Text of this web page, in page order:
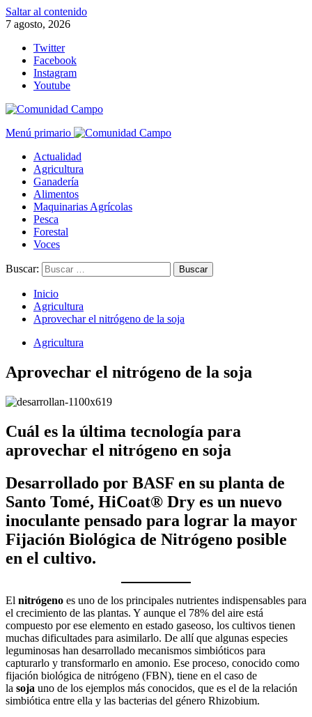
Saltar al contenido
7 agosto, 2026
Twitter
Facebook
Instagram
Youtube
Menú primario
Actualidad
Agricultura
Ganadería
Alimentos
Maquinarias Agrícolas
Pesca
Forestal
Voces
Buscar:
Inicio
Agricultura
Aprovechar el nitrógeno de la soja
Agricultura
Aprovechar el nitrógeno de la soja
Cuál es la última tecnología para
aprovechar el nitrógeno en soja
Desarrollado por BASF en su planta de
Santo Tomé, HiCoat® Dry es un nuevo
inoculante pensado para lograr la mayor
Fijación Biológica de Nitrógeno posible
en el cultivo.
El nitrógeno es uno de los principales nutrientes indispensables para
el crecimiento de las plantas. Y aunque el 78% del aire está
compuesto por ese elemento en estado gaseoso, los cultivos tienen
muchas dificultades para asimilarlo. De allí que algunas especies
leguminosas han desarrollado mecanismos simbióticos para
capturarlo y transformarlo en amonio. Ese proceso, conocido como
fijación biológica de nitrógeno (FBN), tiene en el caso de
la soja uno de los ejemplos más conocidos, que es el de la relación
simbiótica entre ella y las bacterias del género Rhizobium.